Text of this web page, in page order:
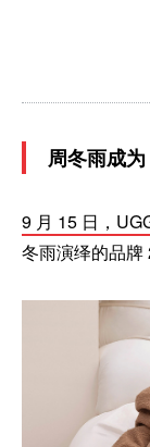
周冬雨成
9 月 15 日，
冬雨演绎的品牌